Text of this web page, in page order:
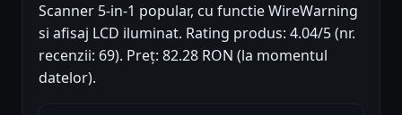
Scanner 5-in-1 popular, cu functie WireWarning
si afisaj LCD iluminat. Rating produs: 4.04/5 (nr.
recenzii: 69). Preț: 82.28 RON (la momentul
datelor).